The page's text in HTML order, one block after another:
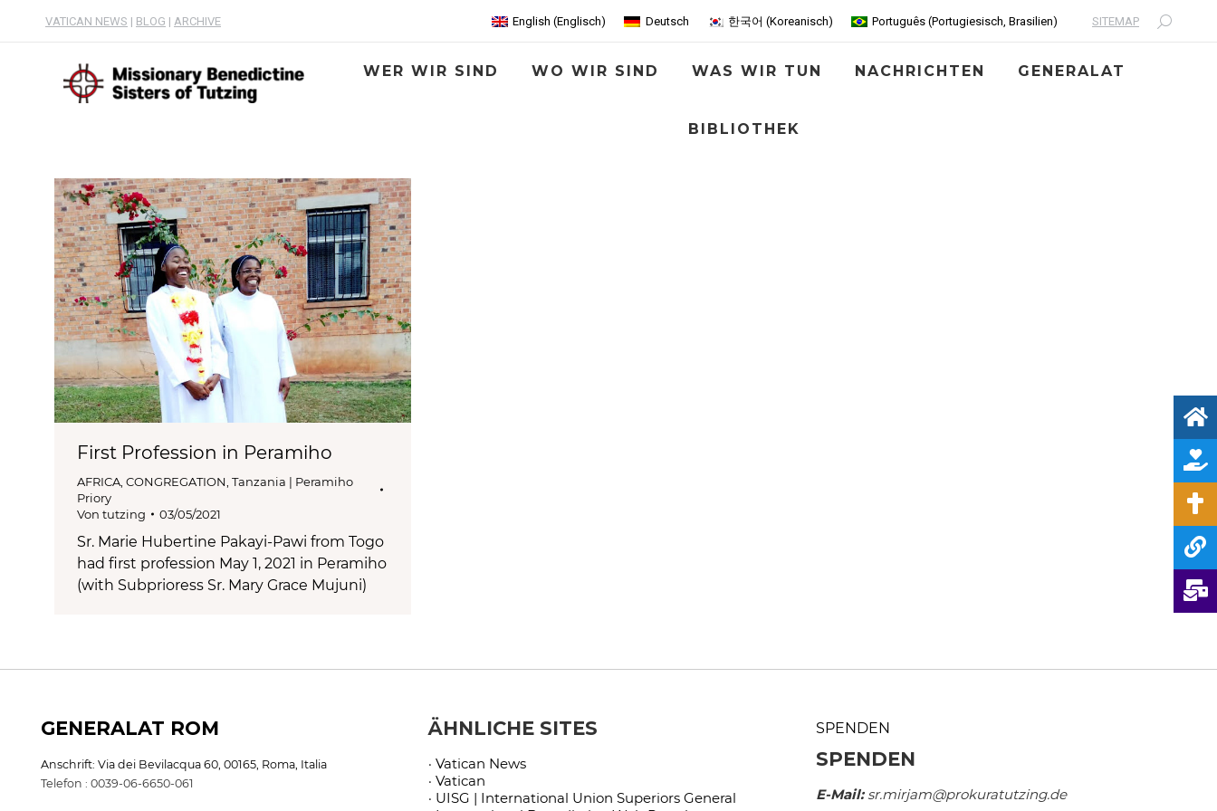
VATICAN NEWS | BLOG | ARCHIVE English (Englisch) Deutsch 한국어 (Koreanisch) Português (Portugiesisch, Brasilien) SITEMAP Search:
WER WIR SIND WO WIR SIND WAS WIR TUN NACHRICHTEN GENERALAT
BIBLIOTHEK
First Profession in Peramiho
AFRICA CONGREGATION Tanzania | Peramiho
Priory
Von tutzing 03/05/2021
Sr. Marie Hubertine Pakayi-Pawi from Togo
had first profession May 1, 2021 in Peramiho
(with Subprioress Sr. Mary Grace Mujuni)
GENERALAT ROM
Anschrift: Via dei Bevilacqua 60, 00165, Roma, Italia
Telefon : 0039-06-6650-061
ÄHNLICHE SITES
· Vatican News
· Vatican
· UISG | International Union Superiors General
SPENDEN
SPENDEN
E-Mail:sr.mirjam@prokuratutzing.de